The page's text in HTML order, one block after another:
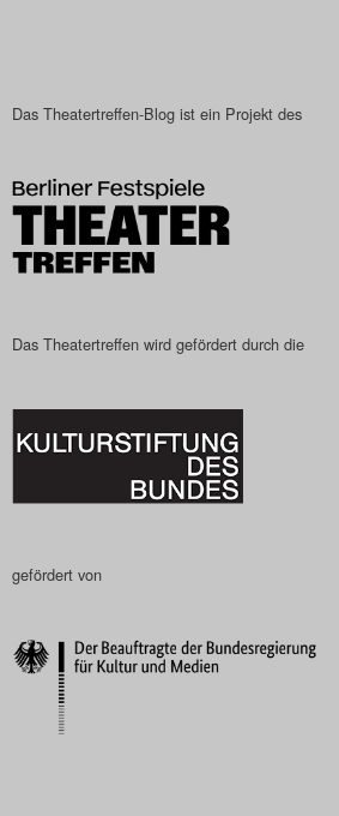
Das Theatertreffen-Blog ist ein Projekt des
Das Theatertreffen wird gefördert durch die
gefördert von